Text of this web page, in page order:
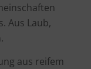
Aus Laub,
aus reifem